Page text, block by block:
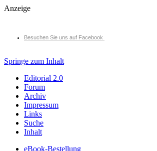
Anzeige
Besuchen Sie uns auf Facebook
Springe zum Inhalt
Editorial 2.0
Forum
Archiv
Impressum
Links
Suche
Inhalt
eBook-Bestellung